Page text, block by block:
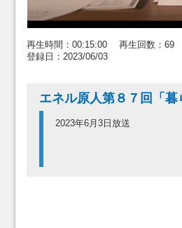
再生時間：00:15:00 再生回数：69
登録日：2023/06/03
エネル原人第８７回「
2023年6月3日放送